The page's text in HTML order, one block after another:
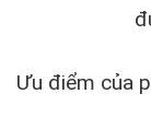
Ưu điểm của